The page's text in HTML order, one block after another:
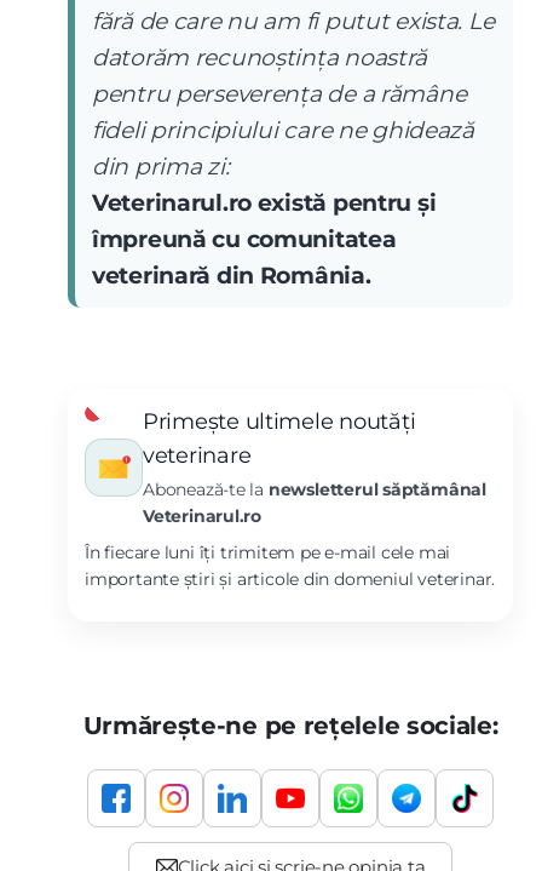
fără de care nu am fi putut exista. Le
datorăm recunoștința noastră
pentru perseverența de a rămâne
fideli principiului care ne ghidează
din prima zi:
Veterinarul.ro există pentru și
împreună cu comunitatea
veterinară din România.
Primește ultimele noutăți
veterinare
Abonează-te la newsletterul săptămânal
Veterinarul.ro
În fiecare luni îți trimitem pe e-mail cele mai
importante știri și articole din domeniul veterinar.
Urmărește-ne pe rețelele sociale: